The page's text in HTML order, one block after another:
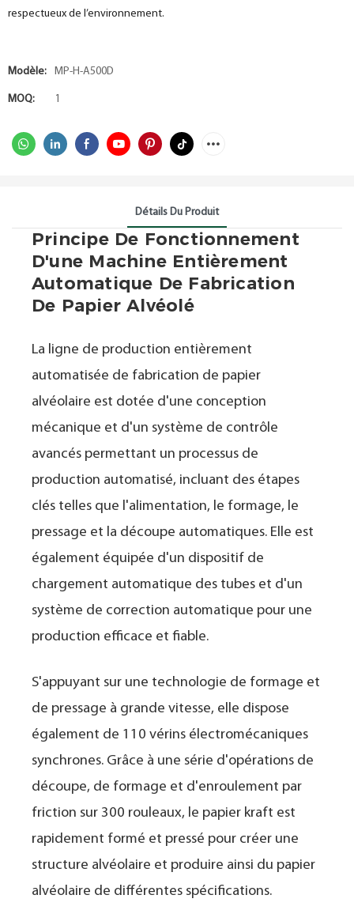
respectueux de l’environnement.
Modèle: MP-H-A500D
MOQ: 1
Détails Du Produit
Principe De Fonctionnement
D'une Machine Entièrement
Automatique De Fabrication
De Papier Alvéolé
La ligne de production entièrement
automatisée de fabrication de papier
alvéolaire est dotée d'une conception
mécanique et d'un système de contrôle
avancés permettant un processus de
production automatisé, incluant des étapes
clés telles que l'alimentation, le formage, le
pressage et la découpe automatiques. Elle est
également équipée d'un dispositif de
chargement automatique des tubes et d'un
système de correction automatique pour une
production efficace et fiable.
S'appuyant sur une technologie de formage et
de pressage à grande vitesse, elle dispose
également de 110 vérins électromécaniques
synchrones. Grâce à une série d'opérations de
découpe, de formage et d'enroulement par
friction sur 300 rouleaux, le papier kraft est
rapidement formé et pressé pour créer une
structure alvéolaire et produire ainsi du papier
alvéolaire de différentes spécifications.